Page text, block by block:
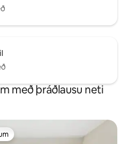
með þráðlausu neti